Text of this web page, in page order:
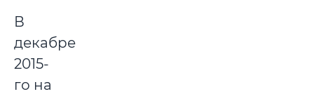
В
декабре
2015-
го на